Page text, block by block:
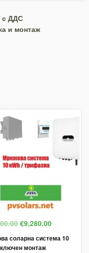
с ДДС
и монтаж
€9,280.00
соларна система 10
монтаж